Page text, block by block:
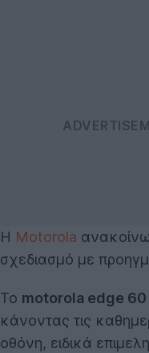
Η Motorola
σχεδιασμό με
Το motorola edge
κάνοντας τις
οθόνη, ειδικά